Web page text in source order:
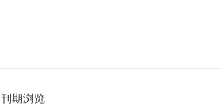
刊期浏览